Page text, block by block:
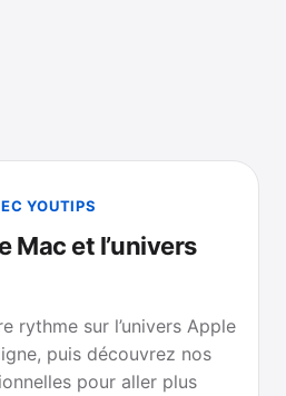
YOUTIPS
Mac et l’univers
rythme sur l’univers Apple
puis découvrez nos
pour aller plus